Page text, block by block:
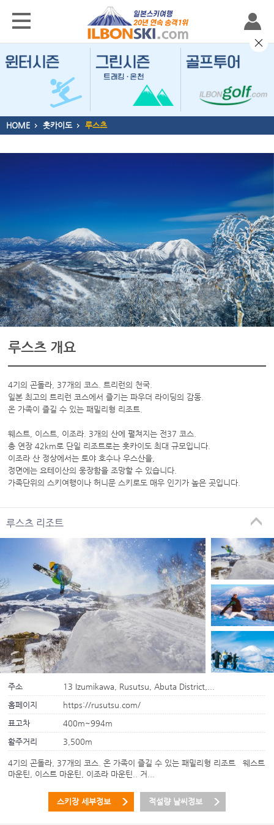
HOME 홋카이도 루스츠
루스츠 개요
4기의 곤돌라, 37개의 코스. 트리런의 천국.
일본 최고의 트리런 코스에서 즐기는 파우더 라이딩의 감동.
온 가족이 즐길 수 있는 패밀리형 리조트.
웨스트, 이스트, 이조라. 3개의 산에 펼쳐지는 전37 코스.
총 연장 42km로 단일 리조트로는 훗카이도 최대 규모입니다.
이조라 산 정상에서는 토야 호수나 우스산을,
정면에는 요테이산의 웅장함을 조망할 수 있습니다.
가족단위의 스키여행이나 허니문 스키로도 매우 인기가 높은 곳입니다.
루스츠 리조트
주소
13 Izumikawa, Rusutsu, Abuta District,...
홈페이지
https://rusutsu.com/
표고차
400m~994m
활주거리
3,500m
4기의 곤돌라, 37개의 코스. 온 가족이 즐길 수 있는 패밀리형 리조트 웨스트
마운틴, 이스트 마운틴, 이조라 마운틴.. 거...
스키장 세부정보 적설량 날씨정보